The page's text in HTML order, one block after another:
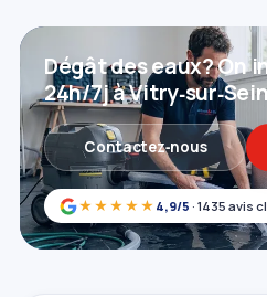
★★★★★ 4,9/5 · 1435 avis
Dégât des eaux? On
24h/7j à
Contactez‑nous